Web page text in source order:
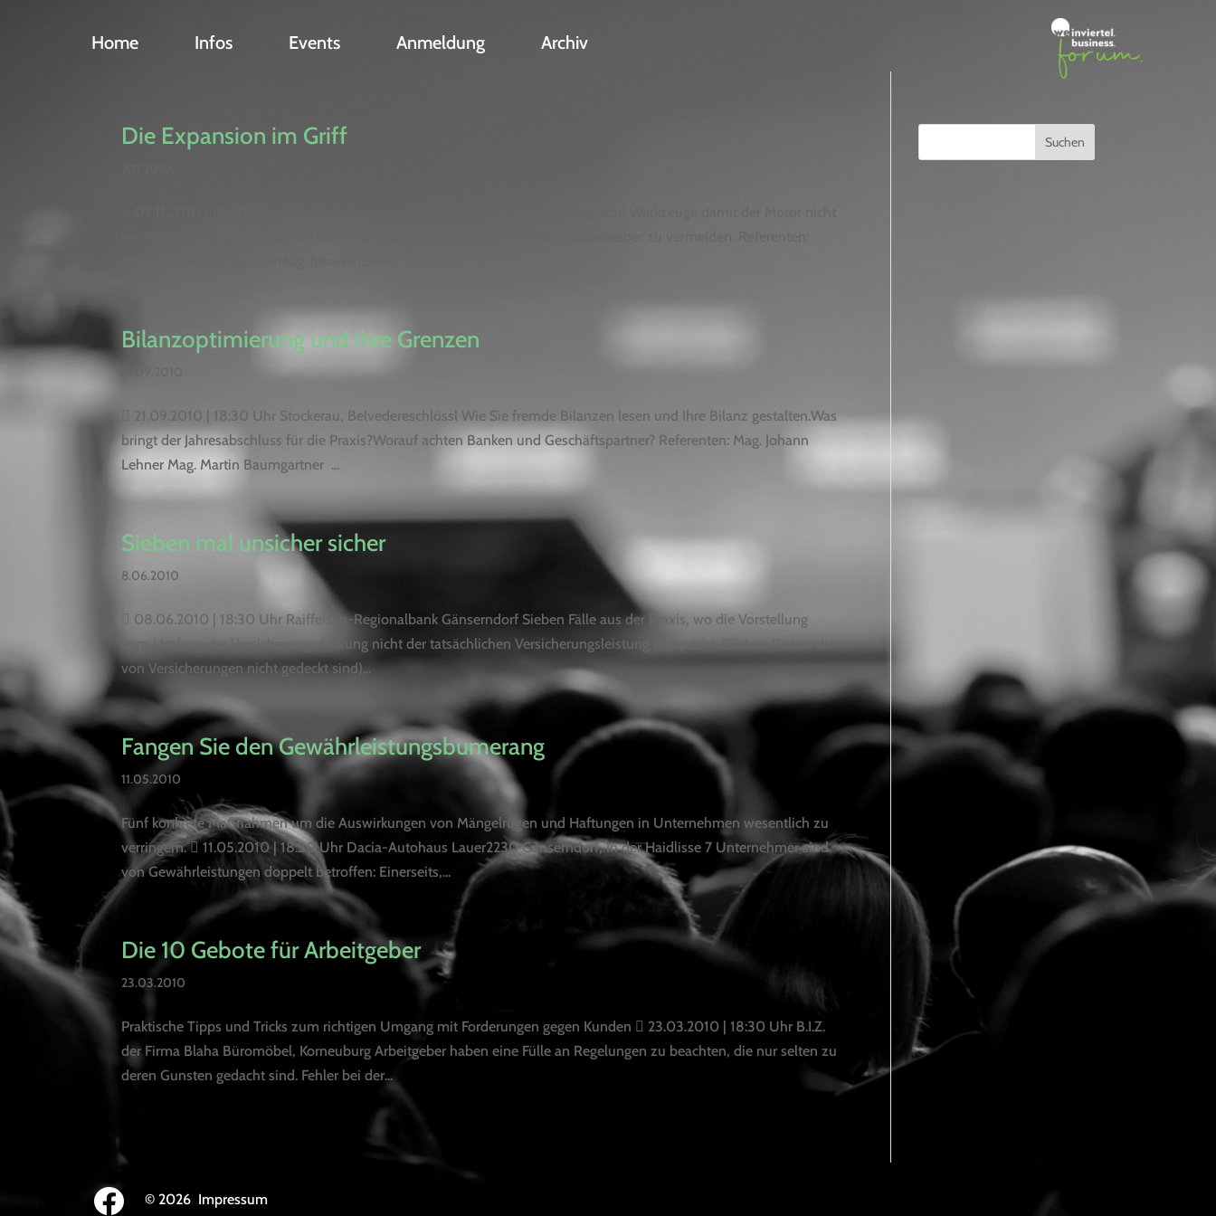
Home Infos Events Anmeldung Archiv
Die Expansion im Griff
Bilanzoptimierung und ihre Grenzen
 21.09.2010 | 18:30 Uhr Stockerau, Belvedereschlössl Wie Sie fremde Bilanzen lesen und Ihre Bilanz gestalten.Was
bringt der Jahresabschluss für die Praxis?Worauf achten Banken und Geschäftspartner? Referenten: Mag. Johann
Lehner Mag. Martin Baumgartner ...
Sieben mal unsicher sicher
8.06.2010
 08.06.2010 | 18:30 Uhr Raiffeisen-Regionalbank Gänserndorf Sieben Fälle aus der Praxis, wo die Vorstellung
vom Umfang der Versicherungsdeckung nicht der tatsächlichen Versicherungsleistung entspricht. (Sieben Risken die
von Versicherungen nicht gedeckt sind)...
Fangen Sie den Gewährleistungsbumerang
11.05.2010
Fünf konkrete Maßnahmen um die Auswirkungen von Mängelrügen und Haftungen in Unternehmen wesentlich zu
verringern.  11.05.2010 | 18:30 Uhr Dacia-Autohaus Lauer2230 Gänserndorf, In der Haidlisse 7 Unternehmer sind
von Gewährleistungen doppelt betroffen: Einerseits,...
Die 10 Gebote für Arbeitgeber
23.03.2010
Praktische Tipps und Tricks zum richtigen Umgang mit Forderungen gegen Kunden  23.03.2010 | 18:30 Uhr B.I.Z.
der Firma Blaha Büromöbel, Korneuburg Arbeitgeber haben eine Fülle an Regelungen zu beachten, die nur selten zu
deren Gunsten gedacht sind. Fehler bei der...
Suchen
© 2026 Impressum